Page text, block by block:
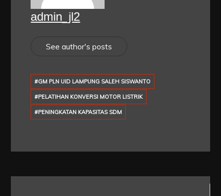
admin_jl2
See author's posts
#GM PLN UID LAMPUNG SALEH SISWANTO
#PELATIHAN KONVERSI MOTOR LISTRIK
#PENINGKATAN KAPASITAS SDM